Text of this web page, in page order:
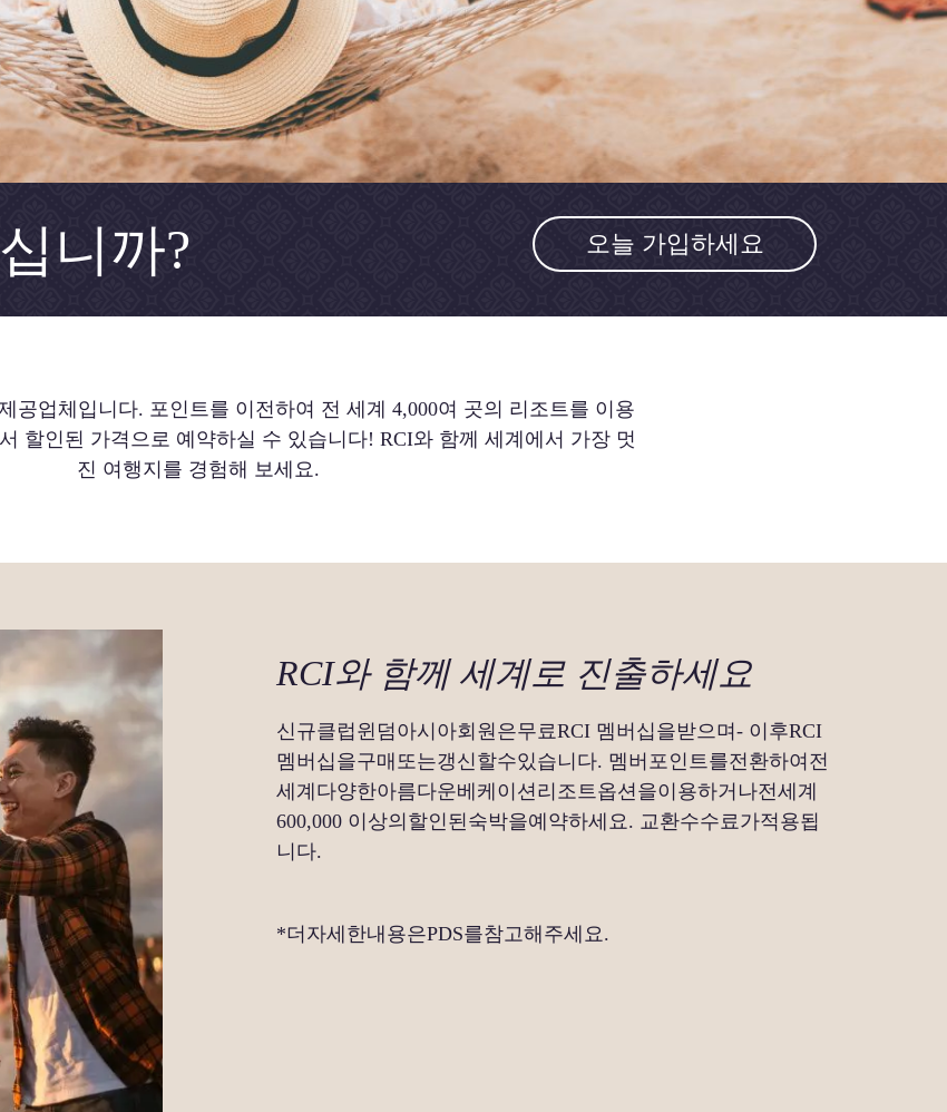
니까? 오늘 가입하세요
공업체입니다. 포인트를 이전하여 전 세계 4,000여 곳의 리조트를 이용
할인된 가격으로 예약하실 수 있습니다! RCI와 함께 세계에서 가장 멋
진 여행지를 경험해 보세요.
RCI와 함께 세계로 진출하세요
신규클럽윈덤아시아회원은무료RCI 멤버십을받으며- 이후RCI
멤버십을구매또는갱신할수있습니다. 멤버포인트를전환하여전
세계다양한아름다운베케이션리조트옵션을이용하거나전세계
600,000 이상의할인된숙박을예약하세요. 교환수수료가적용됩
니다.
*더자세한내용은PDS를참고해주세요.